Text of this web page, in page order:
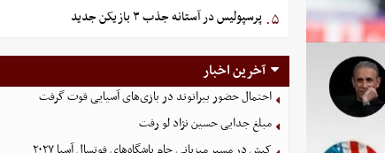
۵. پرسپولیس در آستانه جذب ۳ بازیکن جدید
آخرین اخبار
احتمال حضور بیرانوند در بازی‌های آسیایی قوت گرفت
مبلغ جدایی حسین نژاد لو رفت